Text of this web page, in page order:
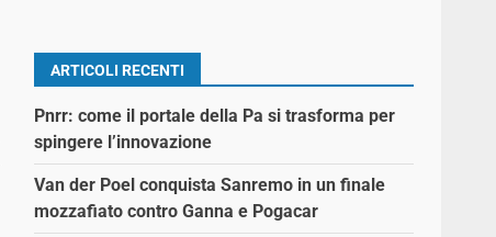
ARTICOLI RECENTI
Pnrr: come il portale della Pa si trasforma per
spingere l’innovazione
Van der Poel conquista Sanremo in un finale
mozzafiato contro Ganna e Pogacar